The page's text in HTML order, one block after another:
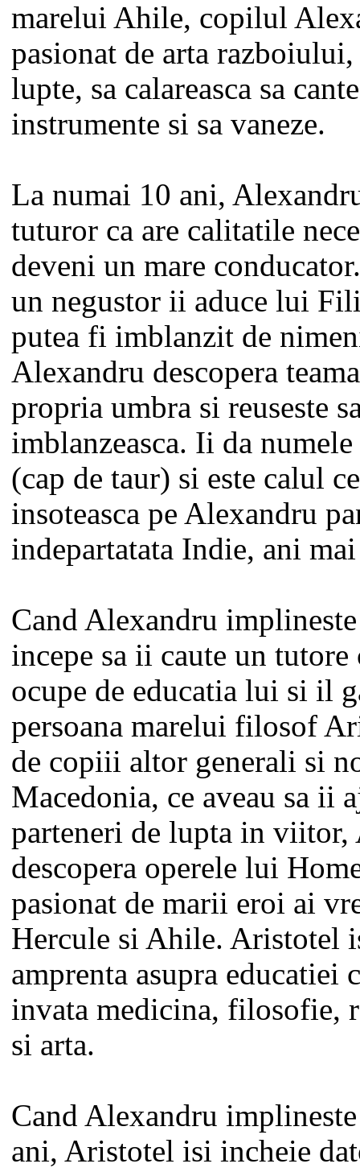
marelui Ahile, copilul
pasionat de arta
lupte, sa calareasca sa
instrumente si sa vaneze.
La numai 10 ani,
tuturor ca are calitatile
deveni un mare
un negustor ii aduce lui
putea fi imblanzit de
Alexandru descopera
propria umbra si reuseste
imblanzeasca. Ii da
(cap de taur) si este calul
insoteasca pe Alexandru
indepartatata Indie, ani
Cand Alexandru
incepe sa ii caute un tutore
ocupe de educatia lui si il
persoana marelui filosof
de copiii altor generali si
Macedonia, ce aveau sa ii
parteneri de lupta in viitor,
descopera operele lui
pasionat de marii eroi ai
Hercule si Ahile. Aristotel
amprenta asupra
invata medicina, filosofie,
si arta.
Cand Alexandru
ani, Aristotel isi incheie